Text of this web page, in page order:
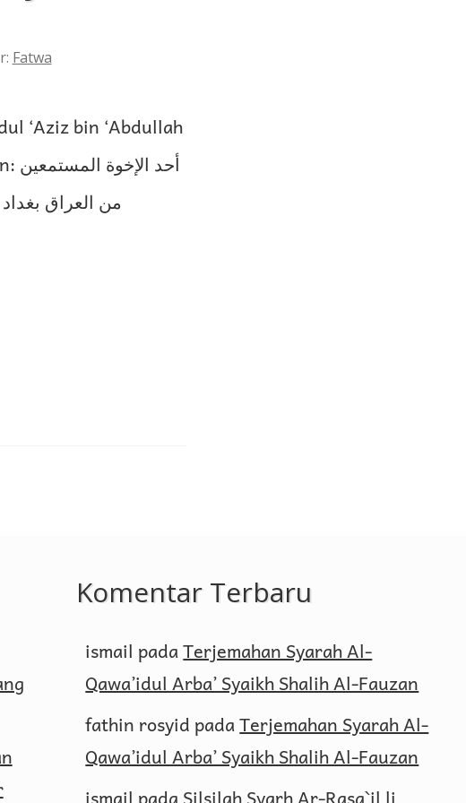
Fatwa
‘Aziz bin ‘Abdullah
من العراق
Komentar Terbaru
ismail padaTerjemahan Syarah Al-
Qawa’idul Arba’ Syaikh Shalih Al-Fauzan
fathin rosyid padaTerjemahan Syarah Al-
Qawa’idul Arba’ Syaikh Shalih Al-Fauzan